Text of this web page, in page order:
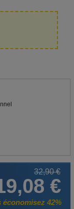
32,90 €
€
économisez 42%